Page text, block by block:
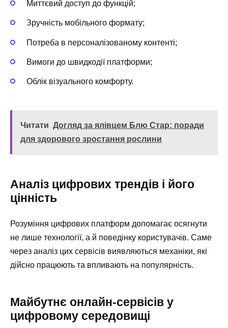
Миттєвий доступ до функцій;
Зручність мобільного формату;
Потреба в персоналізованому контенті;
Вимоги до швидкодії платформи;
Облік візуального комфорту.
Читати Догляд за ялівцем Блю Стар: поради
для здорового зростання рослини
Аналіз цифрових трендів і його
цінність
Розуміння цифрових платформ допомагає осягнути
не лише технології, а й поведінку користувачів. Саме
через аналіз цих сервісів виявляються механіки, які
дійсно працюють та впливають на популярність.
Майбутнє онлайн-сервісів у
цифровому середовищі